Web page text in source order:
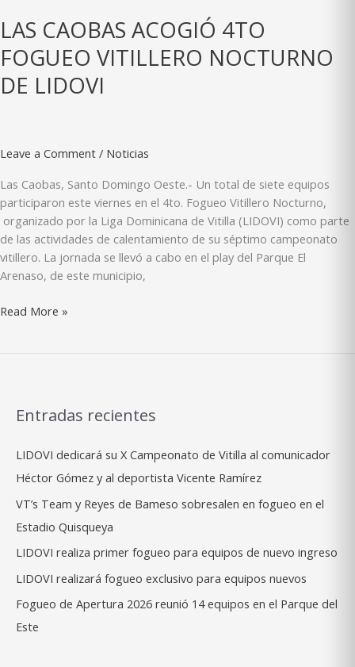
DESTACADOS
LAS CAOBAS ACOGIÓ 4TO
FOGUEO VITILLERO NOCTURNO
DE LIDOVI
Leave a Comment / Noticias
Las Caobas, Santo Domingo Oeste.- Un total de siete equipos
participaron este viernes en el 4to. Fogueo Vitillero Nocturno,
organizado por la Liga Dominicana de Vitilla (LIDOVI) como parte
de las actividades de calentamiento de su séptimo campeonato
vitillero. La jornada se llevó a cabo en el play del Parque El
Arenaso, de este municipio,
LAS
NOCTURNO
LIDOVI
Read More »
Entradas recientes
LIDOVI dedicará su X Campeonato de Vitilla al comunicador
Héctor Gómez y al deportista Vicente Ramírez
VT’s Team y Reyes de Bameso sobresalen en fogueo en el
Estadio Quisqueya
LIDOVI realiza primer fogueo para equipos de nuevo ingreso
LIDOVI realizará fogueo exclusivo para equipos nuevos
Fogueo de Apertura 2026 reunió 14 equipos en el Parque del
Este